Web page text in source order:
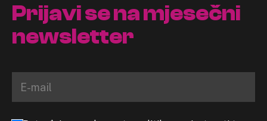
Prijavi se na mjesečni
newsletter